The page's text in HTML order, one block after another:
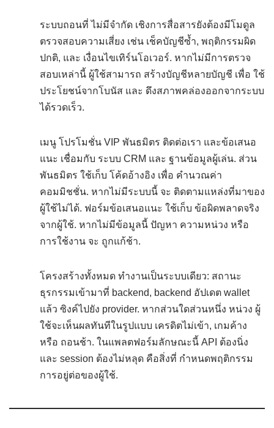
ระบบถอนที่ ไม่มีจำกัด เชิงการสื่อสารยังต้องมีโมดูล
ตรวจสอบความเสี่ยง เช่น เช็คบัญชีซ้ำ, พฤติกรรมผิด
ปกติ, และ เงื่อนไขเทิร์นโอเวอร์. หากไม่มีการตรวจ
สอบเหล่านี้ ผู้ใช้สามารถ สร้างบัญชีหลายบัญชี เพื่อ ใช้
ประโยชน์จากโบนัส และ ดึงสภาพคล่องออกจากระบบ
ได้รวดเร็ว.
เมนู โปรโมชั่น VIP พันธมิตร ติดต่อเรา และข้อเสนอ
แนะ เชื่อมกับ ระบบ CRM และ ฐานข้อมูลผู้เล่น. ส่วน
พันธมิตร ใช้เก็บ โค้ดอ้างอิง เพื่อ คำนวณค่า
คอมมิชชั่น. หากไม่มีระบบนี้ จะ ติดตามแหล่งที่มาของ
ผู้ใช้ไม่ได้. ฟอร์มข้อเสนอแนะ ใช้เก็บ ข้อผิดพลาดจริง
จากผู้ใช้. หากไม่มีข้อมูลนี้ ปัญหา ความหน่วง หรือ
การใช้งาน จะ ถูกแก้ช้า.
โครงสร้างทั้งหมด ทำงานเป็นระบบเดียว: สถานะ
ธุรกรรมเข้ามาที่ backend, backend อัปเดต wallet
แล้ว ซิงค์ไปยัง provider. หากส่วนใดส่วนหนึ่ง หน่วง ผู้
ใช้จะเห็นผลทันทีในรูปแบบ เครดิตไม่เข้า, เกมค้าง
หรือ ถอนช้า. ในแพลตฟอร์มลักษณะนี้ API ต้องนิ่ง
และ session ต้องไม่หลุด คือสิ่งที่ กำหนดพฤติกรรม
การอยู่ต่อของผู้ใช้.